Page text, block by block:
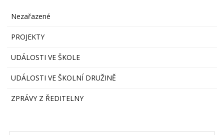
Nezařazené
PROJEKTY
UDÁLOSTI VE ŠKOLE
UDÁLOSTI VE ŠKOLNÍ DRUŽINĚ
ZPRÁVY Z ŘEDITELNY